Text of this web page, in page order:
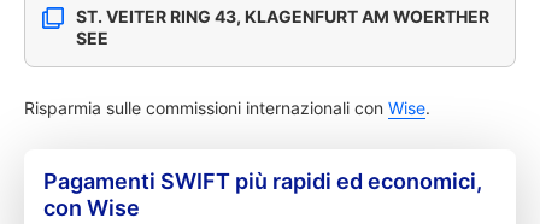
ST. VEITER RING 43, KLAGENFURT AM WOERTHER
SEE
Risparmia sulle commissioni internazionali con Wise.
Pagamenti SWIFT più rapidi ed economici,
con Wise